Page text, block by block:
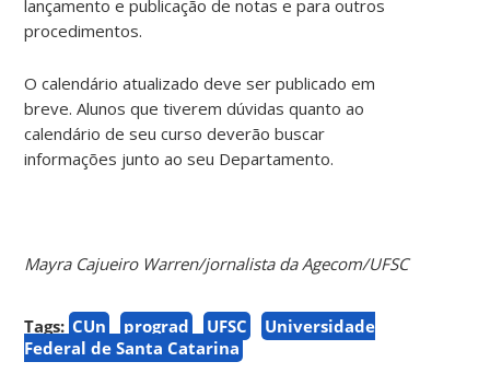
lançamento e publicação de notas e para outros
procedimentos.
O calendário atualizado deve ser publicado em
breve. Alunos que tiverem dúvidas quanto ao
calendário de seu curso deverão buscar
informações junto ao seu Departamento.
Mayra Cajueiro Warren/jornalista da Agecom/UFSC
Tags: CUn prograd UFSC
Universidade
Federal de Santa Catarina